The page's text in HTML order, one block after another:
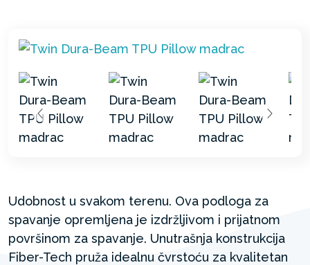
Udobnost u svakom terenu. Ova podloga za
spavanje opremljena je izdržljivom i prijatnom
površinom za spavanje. Unutrašnja konstrukcija
Fiber-Tech pruža idealnu čvrstoću za kvalitetan